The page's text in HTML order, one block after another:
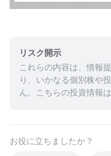
リスク開示
これらの内容は、情報
り、いかなる個別株や
ん。こちらの投資情報
バイスではありません
お役に立ちましたか？